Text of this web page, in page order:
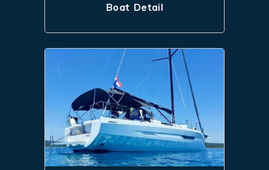
Boat Detail